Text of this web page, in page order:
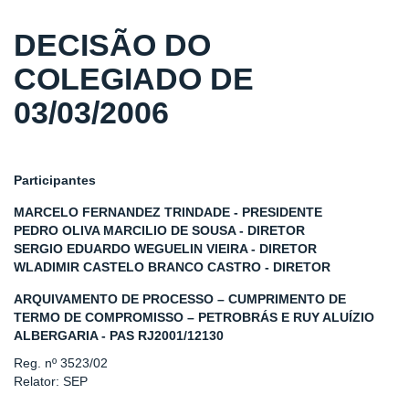
DECISÃO DO
COLEGIADO DE
03/03/2006
Participantes
MARCELO FERNANDEZ TRINDADE - PRESIDENTE
PEDRO OLIVA MARCILIO DE SOUSA - DIRETOR
SERGIO EDUARDO WEGUELIN VIEIRA - DIRETOR
WLADIMIR CASTELO BRANCO CASTRO - DIRETOR
ARQUIVAMENTO DE PROCESSO – CUMPRIMENTO DE
TERMO DE COMPROMISSO – PETROBRÁS E RUY ALUÍZIO
ALBERGARIA - PAS RJ2001/12130
Reg. nº 3523/02
Relator: SEP